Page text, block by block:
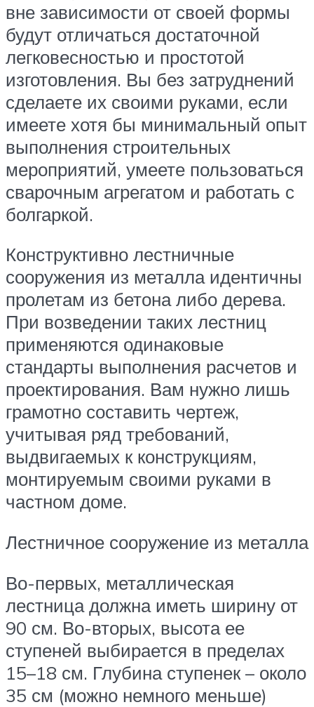
вне зависимости от своей формы
будут отличаться достаточной
легковесностью и простотой
изготовления. Вы без затруднений
сделаете их своими руками, если
имеете хотя бы минимальный опыт
выполнения строительных
мероприятий, умеете пользоваться
сварочным агрегатом и работать с
болгаркой.
Конструктивно лестничные
сооружения из металла идентичны
пролетам из бетона либо дерева.
При возведении таких лестниц
применяются одинаковые
стандарты выполнения расчетов и
проектирования. Вам нужно лишь
грамотно составить чертеж,
учитывая ряд требований,
выдвигаемых к конструкциям,
монтируемым своими руками в
частном доме.
Лестничное сооружение из металла
Во-первых, металлическая
лестница должна иметь ширину от
90 см. Во-вторых, высота ее
ступеней выбирается в пределах
15–18 см. Глубина ступенек – около
35 см (можно немного меньше)